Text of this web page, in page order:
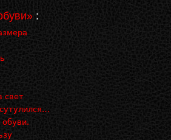
:
свет